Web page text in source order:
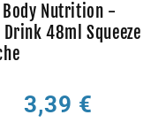
Body Nutrition -
48ml Squeeze
Normaler
Preis
3,39 €